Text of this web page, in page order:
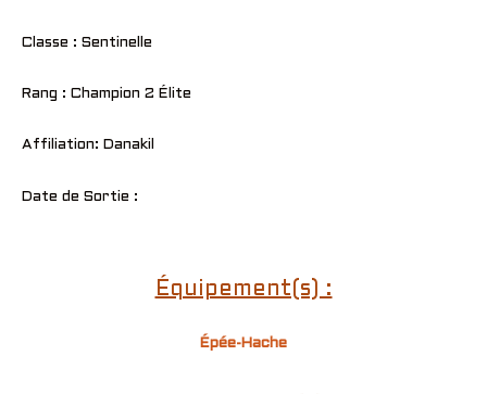
Classe : Sentinelle
Rang : Champion 2 Élite
Affiliation: Danakil
Date de Sortie :
Équipement(s) :
Épée-Hache